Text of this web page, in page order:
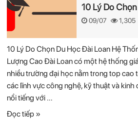
10 Lý Do
09/07 1,305
10 Lý Do Chọn Du Học Đài Loan Hệ
Lượng Cao Đài Loan có một hệ thống
nhiều trường đại học nằm trong top cao
các lĩnh vực công nghệ, kỹ thuật và kinh
nổi tiếng với …
Đọc tiếp »